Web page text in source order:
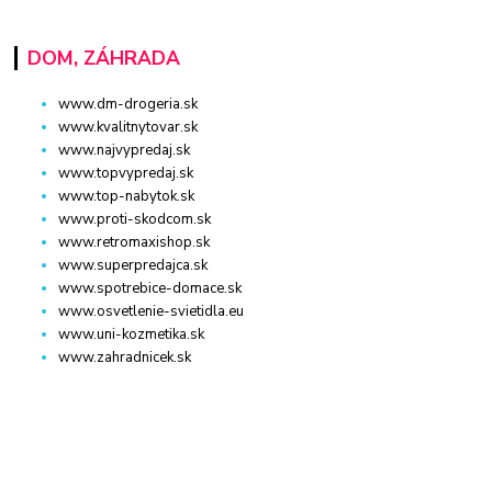
DOM, ZÁHRADA
www.dm-drogeria.sk
www.kvalitnytovar.sk
www.najvypredaj.sk
www.topvypredaj.sk
www.top-nabytok.sk
www.proti-skodcom.sk
www.retromaxishop.sk
www.superpredajca.sk
www.spotrebice-domace.sk
www.osvetlenie-svietidla.eu
www.uni-kozmetika.sk
www.zahradnicek.sk